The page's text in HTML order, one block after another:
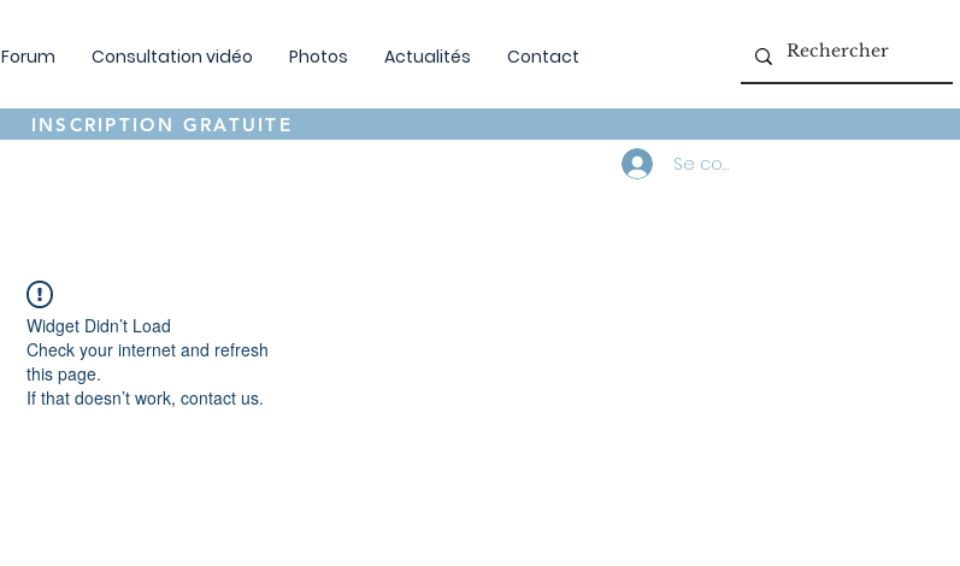
Forum Consultation vidéo Photos Actualités Contact
INSCRIPTION GRATUITE
Se connecter
Widget Didn’t Load
Check your internet and refresh
this page.
If that doesn’t work, contact us.